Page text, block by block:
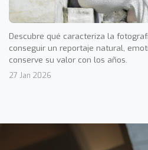
Descubre qué caracteriza la
conseguir un reportaje natural,
conserve su valor con los años.
27 Jan 2026